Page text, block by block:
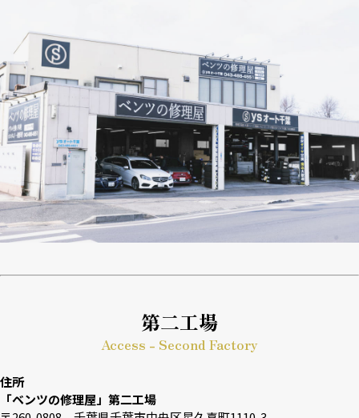
第二工場
Access - Second Factory
住所
「ベンツの修理屋」第二工場